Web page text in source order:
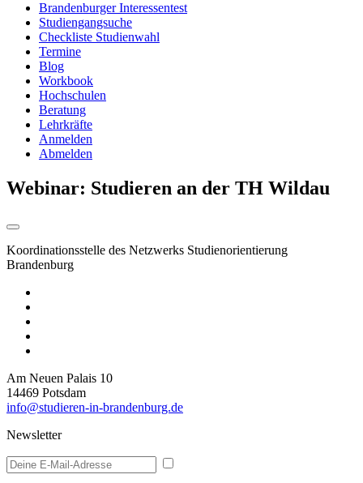
Brandenburger Interessentest
Studiengangsuche
Checkliste Studienwahl
Termine
Blog
Workbook
Hochschulen
Beratung
Lehrkräfte
Anmelden
Abmelden
Webinar: Studieren an der TH Wildau
Koordinationsstelle des Netzwerks Studienorientierung
Brandenburg
Am Neuen Palais 10
14469 Potsdam
info@studieren-in-brandenburg.de
Newsletter